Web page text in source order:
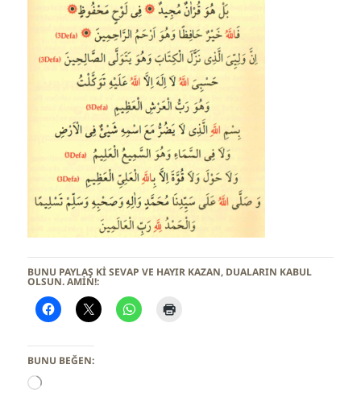
BUNU PAYLAŞ KI SEVAP VE HAYIR KAZAN, DUALARIN KABUL
OLSUN. AMİN!:
BUNU BEĞEN: